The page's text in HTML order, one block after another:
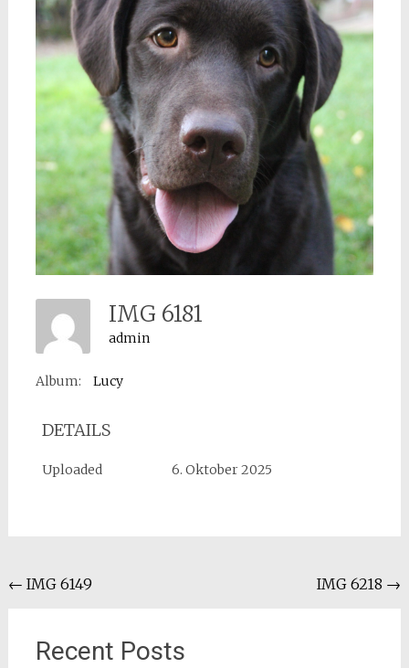
IMG 6181
admin
Album: Lucy
DETAILS
Uploaded 6. Oktober 2025
Beitragsnavigation
← IMG 6149 IMG 6218 →
Recent Posts